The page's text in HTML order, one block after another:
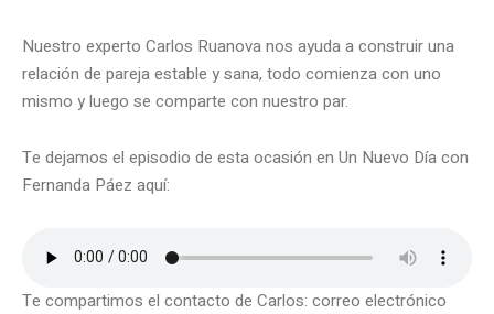
Nuestro experto Carlos Ruanova nos ayuda a construir una
relación de pareja estable y sana, todo comienza con uno
mismo y luego se comparte con nuestro par.
Te dejamos el episodio de esta ocasión en Un Nuevo Día con
Fernanda Páez aquí:
Te compartimos el contacto de Carlos: correo electrónico